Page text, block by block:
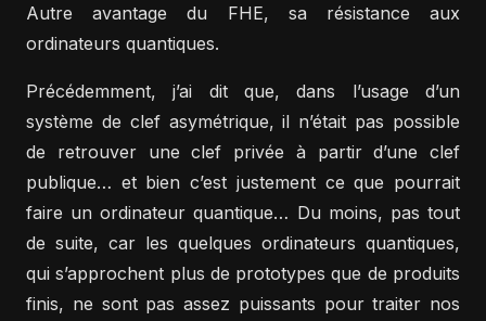
Autre avantage du FHE, sa résistance aux
ordinateurs quantiques.
Précédemment, j’ai dit que, dans l’usage d’un
système de clef asymétrique, il n’était pas possible
de retrouver une clef privée à partir d’une clef
publique… et bien c’est justement ce que pourrait
faire un ordinateur quantique… Du moins, pas tout
de suite, car les quelques ordinateurs quantiques,
qui s’approchent plus de prototypes que de produits
finis, ne sont pas assez puissants pour traiter nos